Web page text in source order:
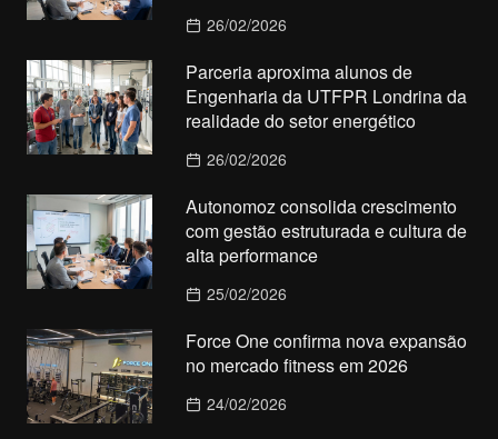
26/02/2026
Parceria aproxima alunos de
Engenharia da UTFPR Londrina da
realidade do setor energético
26/02/2026
Autonomoz consolida crescimento
com gestão estruturada e cultura de
alta performance
25/02/2026
Force One confirma nova expansão
no mercado fitness em 2026
24/02/2026